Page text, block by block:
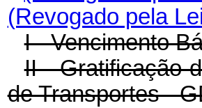
(Revogado pela
I - Vencimento
II - Gratificação
de Transportes -